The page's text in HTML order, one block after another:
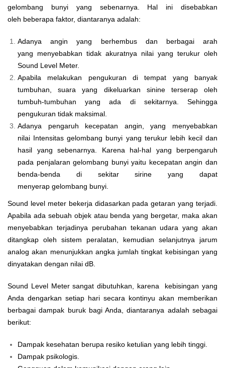
gelombang bunyi yang sebenarnya. Hal ini disebabkan
oleh beberapa faktor, diantaranya adalah:
Adanya angin yang berhembus dan berbagai arah
yang menyebabkan tidak akuratnya nilai yang terukur oleh
Sound Level Meter.
Apabila melakukan pengukuran di tempat yang banyak
tumbuhan,suara yang dikeluarkan sinine terserap oleh
tumbuh-tumbuhanyang ada di sekitarnya. Sehingga
pengukuran tidak maksimal.
Adanya pengaruh kecepatan angin, yang menyebabkan
nilai Intensitas gelombang bunyi yang terukur lebih kecil dan
hasil yang sebenarnya. Karena hal-hal yang berpengaruh
pada penjalaran gelombang bunyi yaitu kecepatan angin dan
benda-benda di sekitar sirine yang dapat
menyerap gelombang bunyi.
Sound level meter bekerja didasarkan pada getaran yang terjadi.
Apabila ada sebuah objek atau benda yang bergetar, maka akan
menyebabkan terjadinya perubahan tekanan udara yang akan
ditangkap oleh sistem peralatan, kemudian selanjutnya jarum
analog akan menunjukkan angka jumlah tingkat kebisingan yang
dinyatakan dengan nilai dB.
Sound Level Meter sangat dibutuhkan, karena kebisingan yang
Anda dengarkan setiap hari secara kontinyu akan memberikan
berbagai dampak buruk bagi Anda, diantaranya adalah sebagai
berikut:
Dampak kesehatan berupa resiko ketulian yang lebih tinggi.
Dampak psikologis.